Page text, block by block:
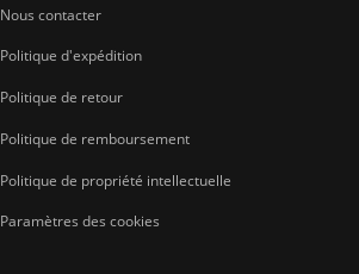
Nous contacter
Politique d'expédition
Politique de retour
Politique de remboursement
Politique de propriété intellectuelle
Paramètres des cookies